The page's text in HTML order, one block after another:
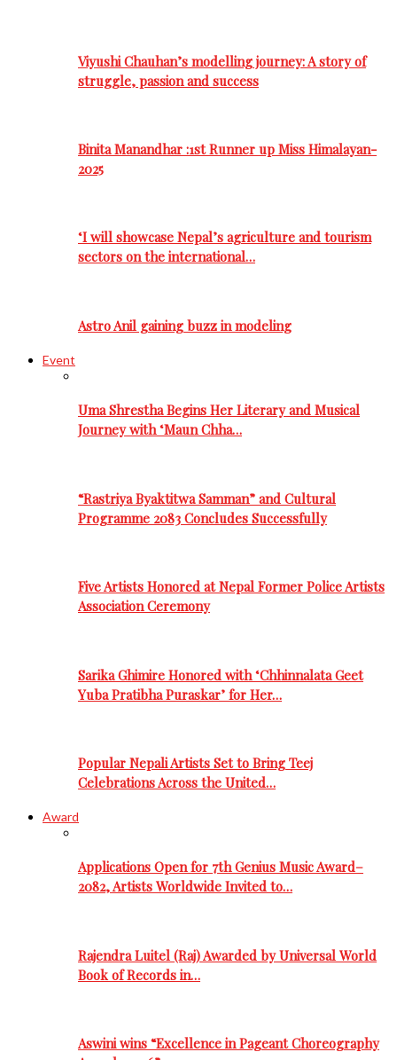
Viyushi Chauhan’s modelling journey: A story of
struggle, passion and success
Binita Manandhar :1st Runner up Miss Himalayan-
2025
‘I will showcase Nepal’s agriculture and tourism
sectors on the international…
Astro Anil gaining buzz in modeling
Event
Uma Shrestha Begins Her Literary and Musical
Journey with ‘Maun Chha…
“Rastriya Byaktitwa Samman” and Cultural
Programme 2083 Concludes Successfully
Five Artists Honored at Nepal Former Police Artists
Association Ceremony
Sarika Ghimire Honored with ‘Chhinnalata Geet
Yuba Pratibha Puraskar’ for Her…
Popular Nepali Artists Set to Bring Teej
Celebrations Across the United…
Award
Applications Open for 7th Genius Music Award–
2082, Artists Worldwide Invited to…
Rajendra Luitel (Raj) Awarded by Universal World
Book of Records in…
Aswini wins “Excellence in Pageant Choreography